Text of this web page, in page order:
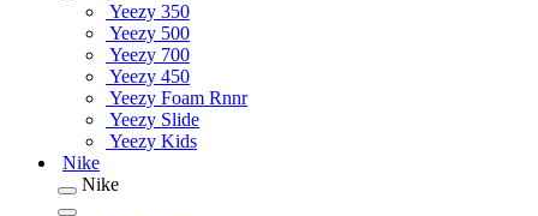
Yeezy 350
Yeezy 500
Yeezy 700
Yeezy 450
Yeezy Foam Rnnr
Yeezy Slide
Yeezy Kids
Nike
Nike